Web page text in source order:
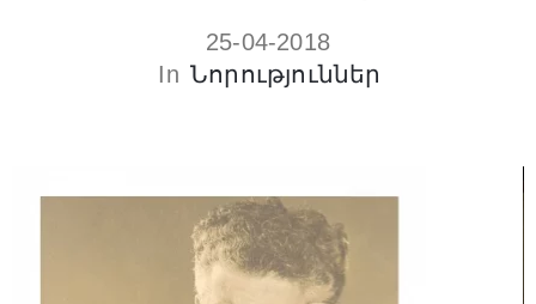
25-04-2018
In Նորություններ